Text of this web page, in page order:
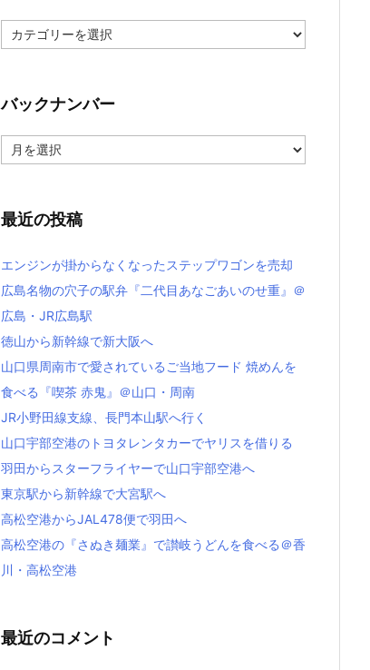
テ
ー
バックナンバー
ッ
ン
バ
最近の投稿
エンジンが掛からなくなったステップワゴンを売却
広島名物の穴子の駅弁『二代目あなごあいのせ重』＠
広島・JR広島駅
徳山から新幹線で新大阪へ
山口県周南市で愛されているご当地フード 焼めんを
食べる『喫茶 赤鬼』＠山口・周南
JR小野田線支線、長門本山駅へ行く
山口宇部空港のトヨタレンタカーでヤリスを借りる
羽田からスターフライヤーで山口宇部空港へ
東京駅から新幹線で大宮駅へ
高松空港からJAL478便で羽田へ
高松空港の『さぬき麺業』で讃岐うどんを食べる＠香
川・高松空港
最近のコメント